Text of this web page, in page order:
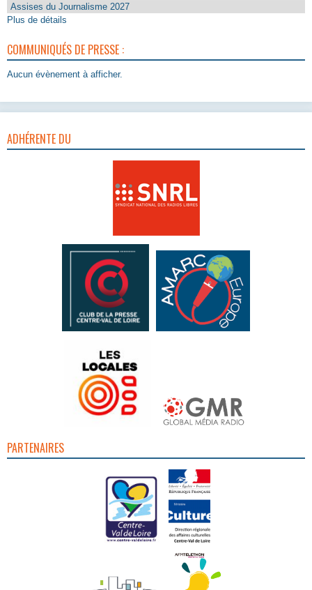
Assises du Journalisme 2027
Plus de détails
COMMUNIQUÉS DE PRESSE :
Aucun évènement à afficher.
ADHÉRENTE DU
PARTENAIRES